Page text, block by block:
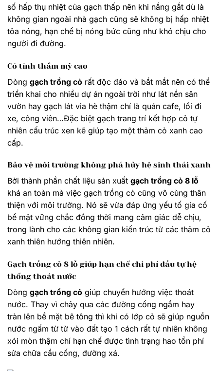
số hấp thụ nhiệt của gạch thấp nên khi nắng gắt dù là
không gian ngoài nhà gạch cũng sẽ không bị hấp nhiệt
tỏa nóng, hạn chế bị nóng bức cũng như khó chịu cho
người đi đường.
Có tính thẩm mỹ cao
Dòng gạch trồng cỏ rất độc đáo và bắt mắt nên có thể
triển khai cho nhiều dự án ngoài trời như lát nền sân
vườn hay gạch lát vỉa hè thậm chí là quán cafe, lối đi
xe, công viên…Đặc biệt gạch trang trí kết hợp cỏ tự
nhiên cấu trúc xen kẽ giúp tạo một thảm cỏ xanh cao
cấp.
Bảo vệ môi trường không phá hủy hệ sinh thái xanh
Bởi thành phần chất liệu sản xuất gạch trồng cỏ 8 lỗ
khá an toàn mà việc gạch trồng cỏ cũng vô cùng thân
thiện với môi trường. Nó sẽ vừa đáp ứng yếu tố gia cố
bề mặt vững chắc đồng thời mang cảm giác dễ chịu,
trong lành cho các không gian kiến trúc từ các thảm cỏ
xanh thiên hướng thiên nhiên.
Gạch trồng cỏ 8 lỗ giúp hạn chế chi phí đầu tự hệ
thống thoát nước
Dòng gạch trồng cỏ giúp chuyển hướng việc thoát
nước. Thay vì chảy qua các đường cống ngầm hay
tràn lên bề mặt bê tông thì khi có lớp cỏ sẽ giúp nguồn
nước ngấm từ từ vào đất tạo 1 cách rất tự nhiên không
xói mòn thậm chí hạn chế được tình trạng hao tổn phí
sửa chữa cầu cống, đường xá.